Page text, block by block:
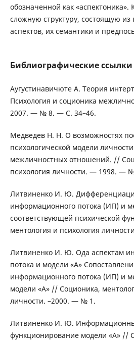
обозначенной как
сложную структуру, состоящую из
аспектов, их семантики и
Библиографические ссылки
Аугустинавичюте А. Теория
Психология и соционика
2007. — № 8. — С. 34–46.
Медведев Н. Н. О возможностях
психологической модели
межличностных отношений. //
психология личности. — 1998. —
Литвиненко И. Ю.
информационного потока (ИП) и
соответствующей психической
ментология и психология
Литвиненко И. Ю. Ода аспектам
потока и модели «А»
информационного потока (ИП) и
модели «А» // Соционика,
личности. –2000. — № 1.
Литвиненко И. Ю.
функционирование модели «А» //